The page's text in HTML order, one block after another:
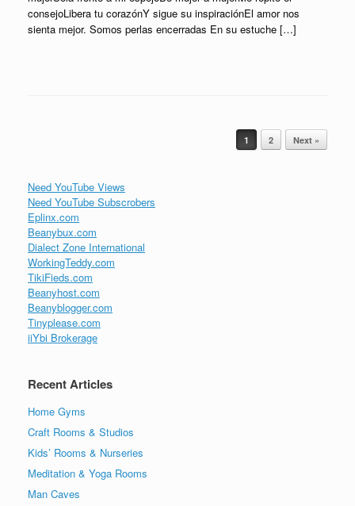
consejoLibera tu corazónY sigue su inspiraciónEl amor nos
sienta mejor. Somos perlas encerradas En su estuche […]
1 2 Next »
Need YouTube Views
Need YouTube Subscrobers
Eplinx.com
Beanybux.com
Dialect Zone International
WorkingTeddy.com
TikiFieds.com
Beanyhost.com
Beanyblogger.com
Tinyplease.com
iiYbi Brokerage
Recent Articles
Home Gyms
Craft Rooms & Studios
Kids’ Rooms & Nurseries
Meditation & Yoga Rooms
Man Caves